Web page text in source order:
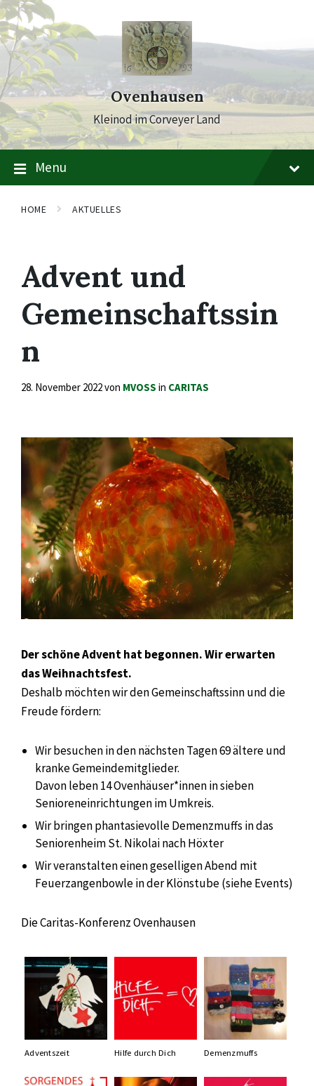
Skip
to
content
Skip
to
main
navigation
Skip
to
footer
Ovenhausen
Kleinod im Corveyer Land
Menu
HOME AKTUELLES
Advent und
Gemeinschaftssin
n
28. November 2022von MVOSS in CARITAS
Der schöne Advent hat begonnen. Wir erwarten
das Weihnachtsfest.
Deshalb möchten wir den Gemeinschaftssinn und die
Freude fördern:
Wir besuchen in den nächsten Tagen 69 ältere und
kranke Gemeindemitglieder.
Davon leben 14 Ovenhäuser*innen in sieben
Senioreneinrichtungen im Umkreis.
Wir bringen phantasievolle Demenzmuffs in das
Seniorenheim St. Nikolai nach Höxter
Wir veranstalten einen geselligen Abend mit
Feuerzangenbowle in der Klönstube (siehe Events)
Die Caritas-Konferenz Ovenhausen
Adventszeit Hilfe durch Dich Demenzmuffs